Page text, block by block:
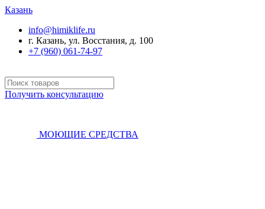
Казань
info@himiklife.ru
г. Казань, ул. Восстания, д. 100
+7 (960) 061-74-97
Получить консультацию
МОЮЩИЕ СРЕДСТВА